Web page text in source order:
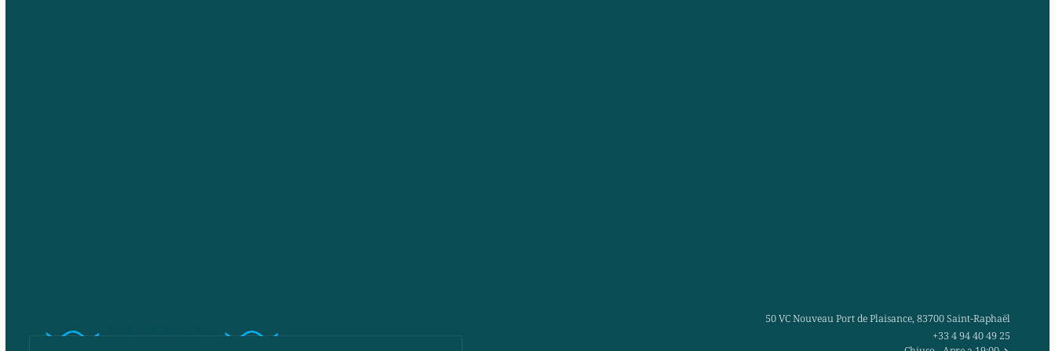
50 VC Nouveau Port de Plaisance, 83700 Saint-Raphaël
+33 4 94 40 49 25